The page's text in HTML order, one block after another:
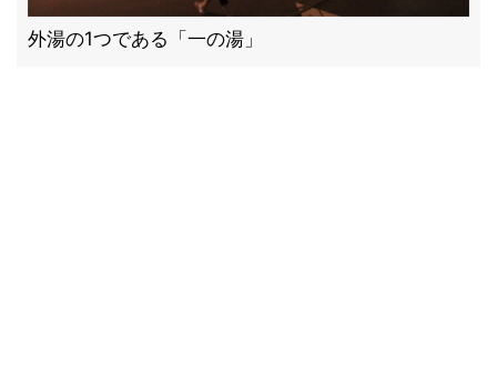
外湯の1つである「一の湯」